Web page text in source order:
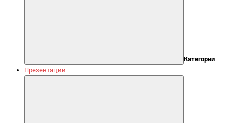
Категории
Презентации